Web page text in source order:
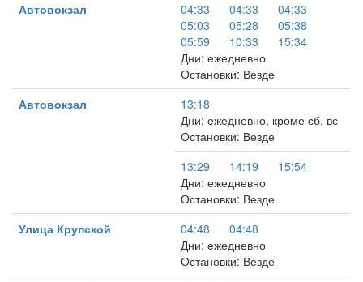
Автовокзал
04:33 04:33
04:33
05:03
05:28
05:38
05:59
10:33
15:34
Дни: ежедневно
Остановки: Везде
Автовокзал
13:18
Дни: ежедневно, кроме сб, вс
Остановки: Везде
13:29
14:19
15:54
Дни: ежедневно
Остановки: Везде
Улица Крупской
04:48
04:48
Дни: ежедневно
Остановки: Везде